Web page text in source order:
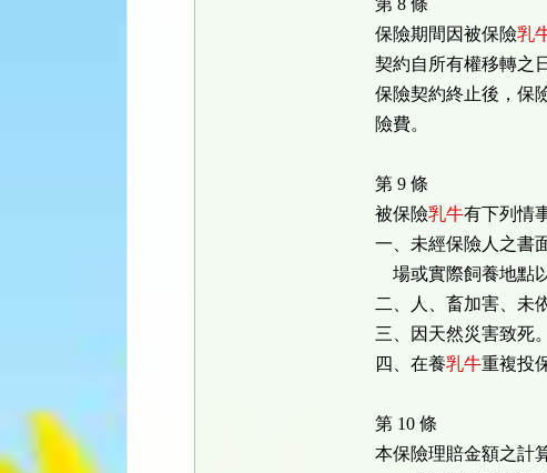
第 8 條
保險期間因被保險乳
契約自所有權移轉之
保險契約終止後，保
險費。
第 9 條
被保險乳牛有下列情
一、未經保險人之書
場或實際飼養地點
二、人、畜加害、未
三、因天然災害致死
四、在養乳牛重複投
第 10 條
本保險理賠金額之計